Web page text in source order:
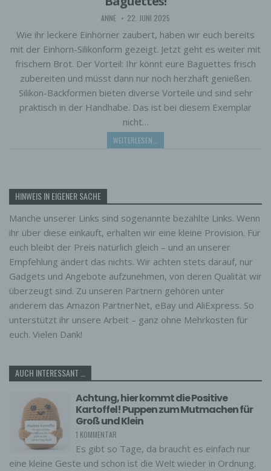
ANNE 22. JUNI 2025
Wie ihr leckere Einhörner zaubert, haben wir euch bereits
mit der Einhorn-Silikonform gezeigt. Jetzt geht es weiter mit
frischem Brot. Der Vorteil: Ihr könnt eure Baguettes frisch
zubereiten und müsst dann nur noch herzhaft genießen.
Silikon-Backformen bieten diverse Vorteile und sind sehr
praktisch in der Handhabe. Das ist bei diesem Exemplar
nicht…
WEITERLESEN...
HINWEIS IN EIGENER SACHE
Manche unserer Links sind sogenannte bezahlte Links. Wenn
ihr über diese einkauft, erhalten wir eine kleine Provision. Für
euch bleibt der Preis natürlich gleich – und an unserer
Empfehlung ändert das nichts. Wir achten stets darauf, nur
Gadgets und Angebote aufzunehmen, von deren Qualität wir
überzeugt sind. Zu unseren Partnern gehören unter
anderem das Amazon PartnerNet, eBay und AliExpress. So
unterstützt ihr unsere Arbeit – ganz ohne Mehrkosten für
euch. Vielen Dank!
AUCH INTERESSANT …
Achtung, hier kommt die Positive
Kartoffel! Puppen zum Mutmachen für
Groß und Klein
1 KOMMENTAR
Es gibt so Tage, da braucht es einfach nur
eine kleine Geste und schon ist die Welt wieder in Ordnung.